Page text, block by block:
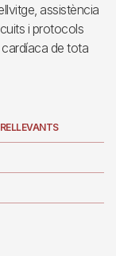
assistència
i protocols
de tota